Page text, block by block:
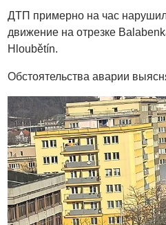
ДТП примерно на час
движение на отрезке
Hloubětín.
Обстоятельства аварии